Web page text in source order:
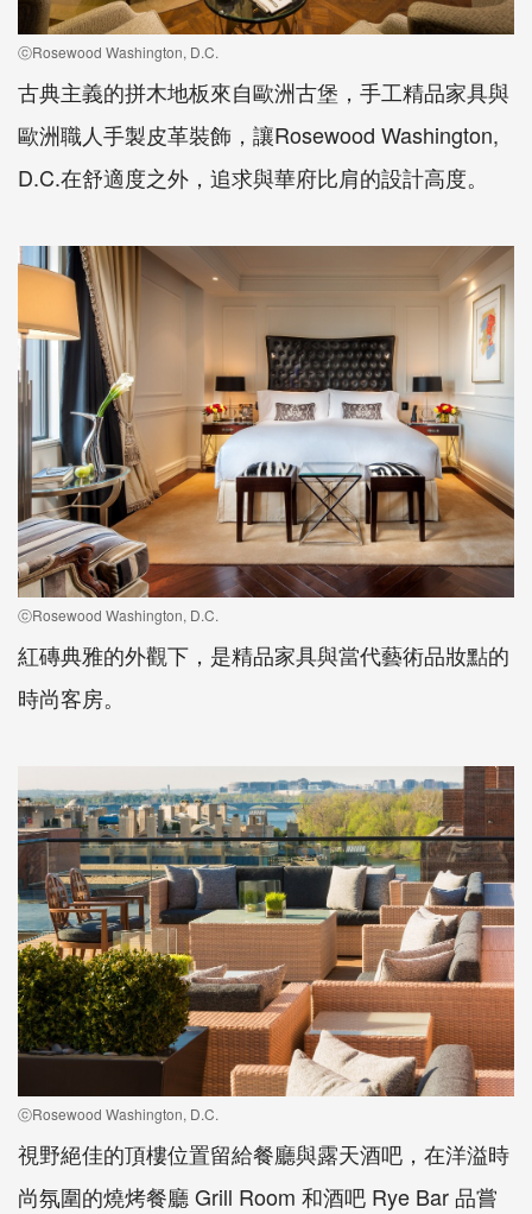
ⓒRosewood Washington, D.C.
古典主義的拼木地板來自歐洲古堡，手工精品家具與
歐洲職人手製皮革裝飾，讓Rosewood Washington,
D.C.在舒適度之外，追求與華府比肩的設計高度。
ⓒRosewood Washington, D.C.
紅磚典雅的外觀下，是精品家具與當代藝術品妝點的
時尚客房。
ⓒRosewood Washington, D.C.
視野絕佳的頂樓位置留給餐廳與露天酒吧，在洋溢時
尚氛圍的燒烤餐廳 Grill Room 和酒吧 Rye Bar 品嘗